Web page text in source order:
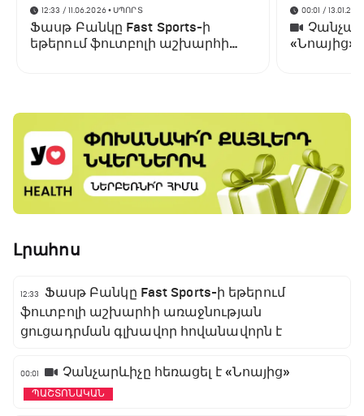
12:33 / 11.06.2026• ՍՊՈՐՏ
Ֆասթ Բանկը Fast Sports-ի
եթերում ֆուտբոլի աշխարհի
00:01 /
«Նոայից»
Լրահոս
12:33
Ֆասթ Բանկը Fast Sports-ի եթերում
ֆուտբոլի աշխարհի առաջնության
ցուցադրման գլխավոր հովանավորն է
00:01 Չանչարևիչը հեռացել է «Նոայից»
ՊԱՇՏՈՆԱԿԱՆ